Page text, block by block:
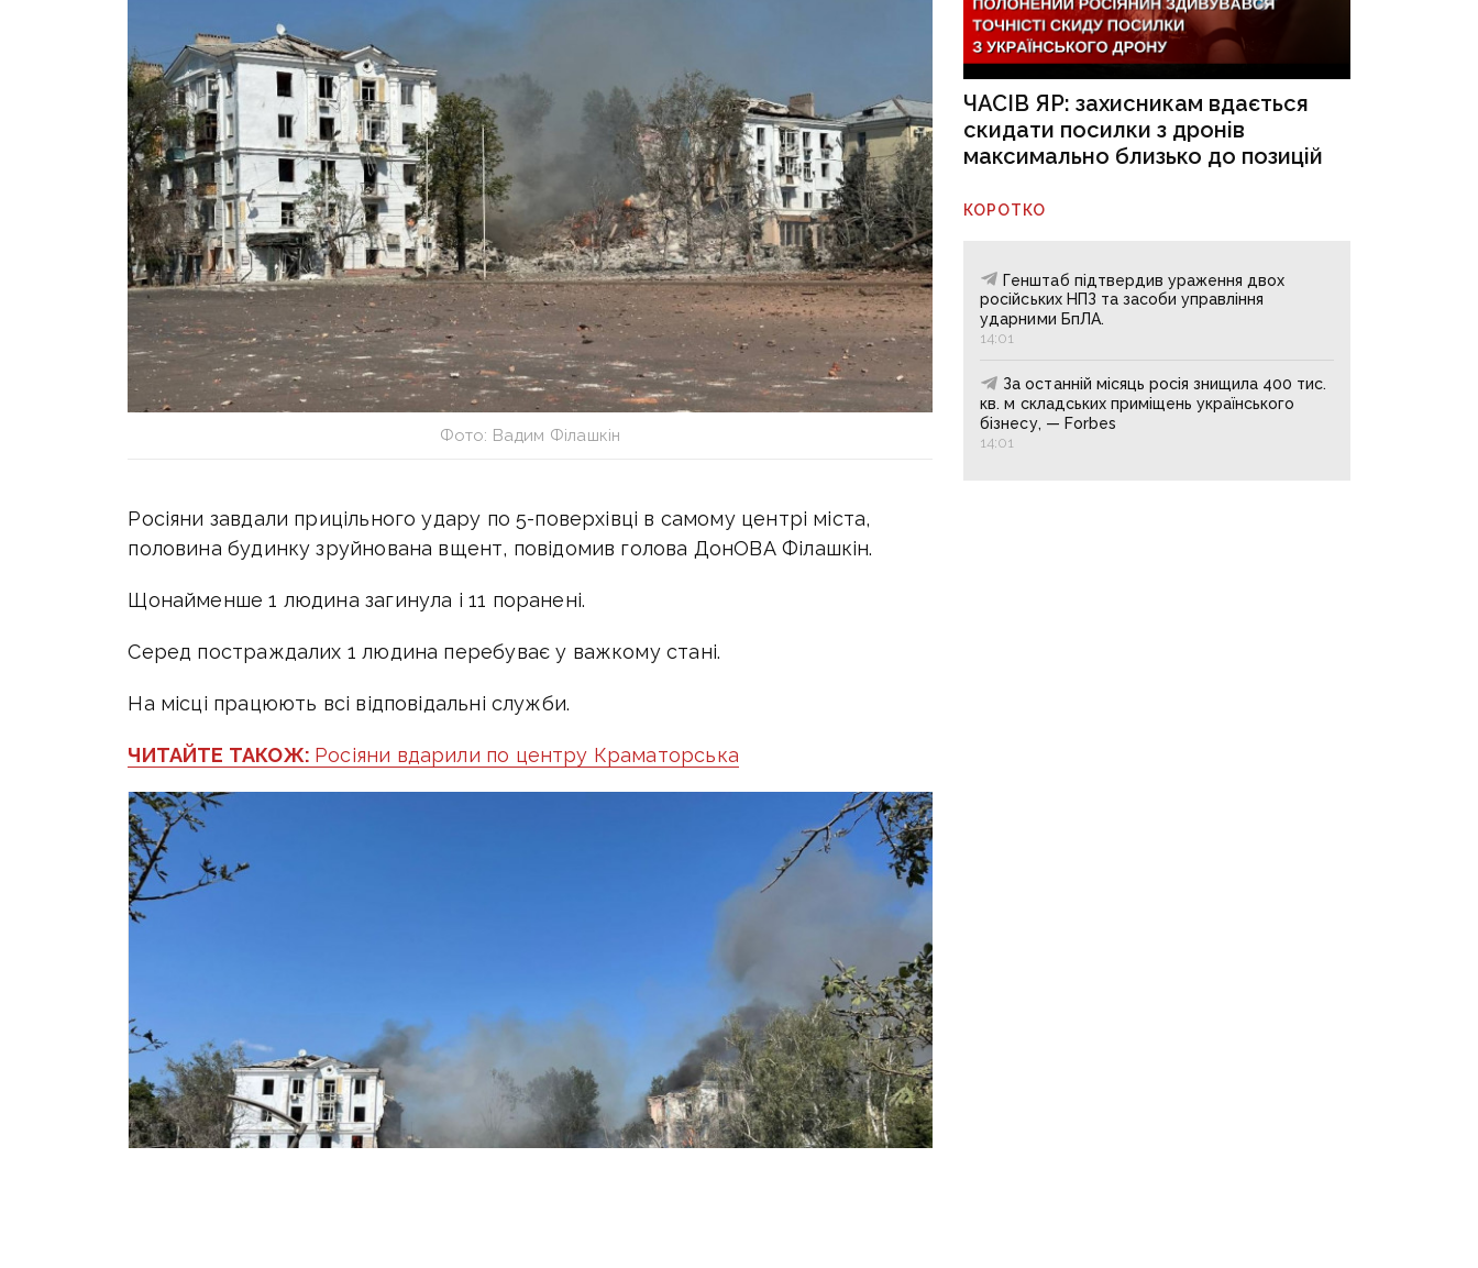
Фото: Вадим Філашкін
Росіяни завдали прицільного удару по 5-поверхівці в самому центрі міста,
половина будинку зруйнована вщент, повідомив голова ДонОВА Філашкін.
Щонайменше 1 людина загинула і 11 поранені.
Серед постраждалих 1 людина перебуває у важкому стані.
На місці працюють всі відповідальні служби.
ЧИТАЙТЕ ТАКОЖ: Росіяни вдарили по центру Краматорська
ЧАСІВ ЯР: захисникам вдається
скидати посилки з дронів
максимально близько до позицій
КОРОТКО
Генштаб підтвердив ураження двох
російських НПЗ та засоби управління
ударними БпЛА.
14:01
За останній місяць росія знищила 400 тис.
кв. м складських приміщень українського
бізнесу, — Forbes
14:01